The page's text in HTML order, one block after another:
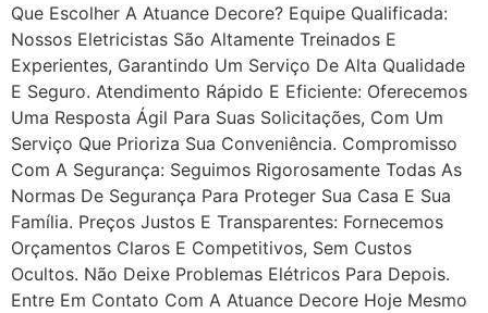
Que Escolher A Atuance Decore? Equipe Qualificada:
Nossos Eletricistas São Altamente Treinados E
Experientes, Garantindo Um Serviço De Alta Qualidade
E Seguro. Atendimento Rápido E Eficiente: Oferecemos
Uma Resposta Ágil Para Suas Solicitações, Com Um
Serviço Que Prioriza Sua Conveniência. Compromisso
Com A Segurança: Seguimos Rigorosamente Todas As
Normas De Segurança Para Proteger Sua Casa E Sua
Família. Preços Justos E Transparentes: Fornecemos
Orçamentos Claros E Competitivos, Sem Custos
Ocultos. Não Deixe Problemas Elétricos Para Depois.
Entre Em Contato Com A Atuance Decore Hoje Mesmo